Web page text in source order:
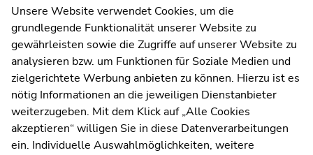
Kommunikation und Öffentlichkeitsarbeit
Moodle
UNIGRAZonline
Impressum
Datenschutzerklärung
Cookie-Einstellungen
Barrierefreiheitserklärung
Unsere Website verwendet Cookies, um die
grundlegende Funktionalität unserer Website zu
gewährleisten sowie die Zugriffe auf unserer Website zu
analysieren bzw. um Funktionen für Soziale Medien und
zielgerichtete Werbung anbieten zu können. Hierzu ist es
nötig Informationen an die jeweiligen Dienstanbieter
weiterzugeben. Mit dem Klick auf „Alle Cookies
akzeptieren“ willigen Sie in diese Datenverarbeitungen
ein. Individuelle Auswahlmöglichkeiten, weitere